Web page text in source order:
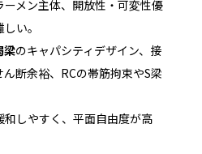
ーメン主体、開放性・可変性優
い。
梁のキャパシティデザイン、接
断余裕、RCの帯筋拘束やS梁
和しやすく、平面自由度が高